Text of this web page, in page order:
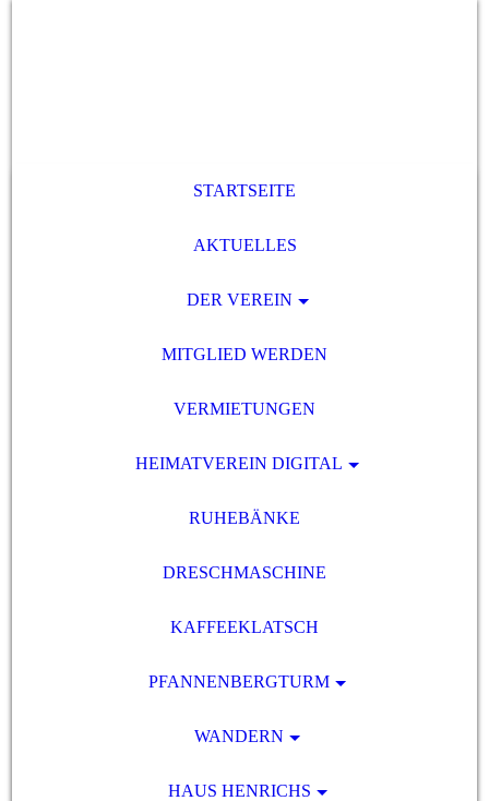
STARTSEITE
AKTUELLES
DER VEREIN
MITGLIED WERDEN
VERMIETUNGEN
HEIMATVEREIN DIGITAL
RUHEBÄNKE
DRESCHMASCHINE
KAFFEEKLATSCH
PFANNENBERGTURM
WANDERN
HAUS HENRICHS